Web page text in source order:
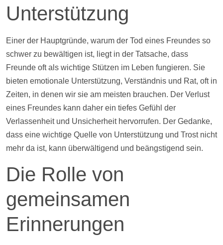
Unterstützung
Einer der Hauptgründe, warum der Tod eines Freundes so
schwer zu bewältigen ist, liegt in der Tatsache, dass
Freunde oft als wichtige Stützen im Leben fungieren. Sie
bieten emotionale Unterstützung, Verständnis und Rat, oft in
Zeiten, in denen wir sie am meisten brauchen. Der Verlust
eines Freundes kann daher ein tiefes Gefühl der
Verlassenheit und Unsicherheit hervorrufen. Der Gedanke,
dass eine wichtige Quelle von Unterstützung und Trost nicht
mehr da ist, kann überwältigend und beängstigend sein.
Die Rolle von
gemeinsamen
Erinnerungen